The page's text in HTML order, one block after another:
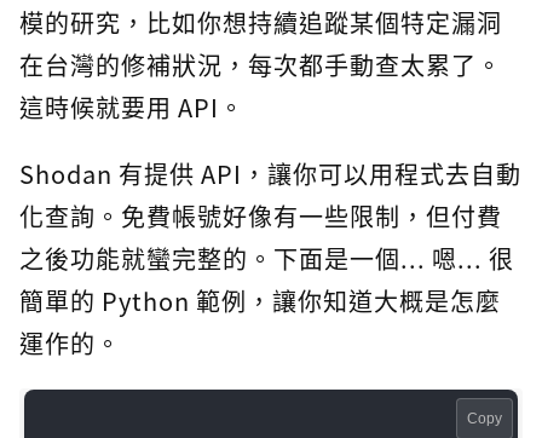
模的研究，比如你想持續追蹤某個特定漏洞
在台灣的修補狀況，每次都手動查太累了。
這時候就要用 API。
Shodan 有提供 API，讓你可以用程式去自動
化查詢。免費帳號好像有一些限制，但付費
之後功能就蠻完整的。下面是一個... 嗯... 很
簡單的 Python 範例，讓你知道大概是怎麼
運作的。
Copy